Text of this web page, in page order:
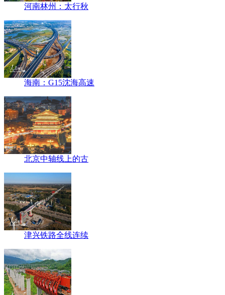
河南林州：太行秋
海南：G15沈海高速
北京中轴线上的古
津兴铁路全线连续